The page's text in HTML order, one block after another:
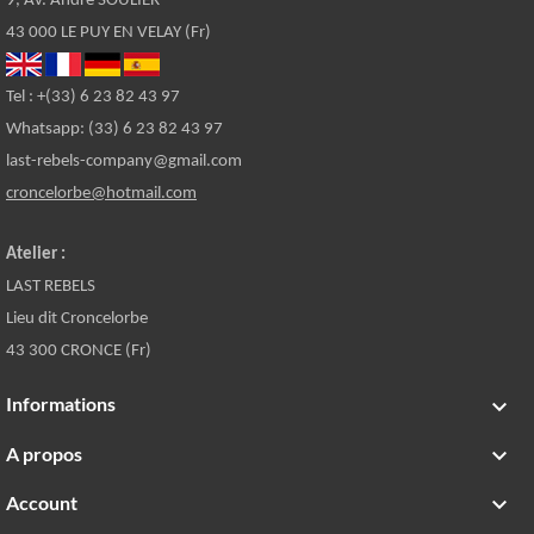
43 000 LE PUY EN VELAY (Fr)
Tel : +(33) 6 23 82 43 97
Whatsapp: (33) 6 23 82 43 97
last-rebels-company@gmail.com
croncelorbe@hotmail.com
Atelier :
LAST REBELS
Lieu dit Croncelorbe
43 300 CRONCE (Fr)
Informations 
A propos 
Account 